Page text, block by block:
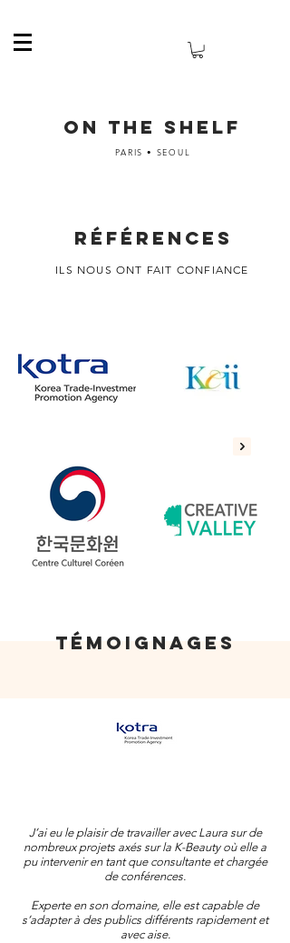
ON THE SHELF
PARIS • SEOUL
RÉFÉRENCES
ILS NOUS ONT FAIT CONFIANCE
TÉMOIGNAGES
J’ai eu le plaisir de travailler avec Laura sur de
nombreux projets axés sur la K-Beauty où elle a
pu intervenir en tant que consultante et chargée
de conférences.
Experte en son domaine, elle est capable de
s’adapter à des publics différents rapidement et
avec aise.